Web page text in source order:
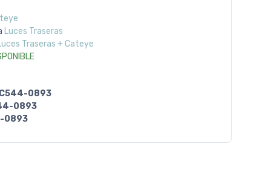
Luces Traseras
Traseras + Cateye
0893
0893
0893